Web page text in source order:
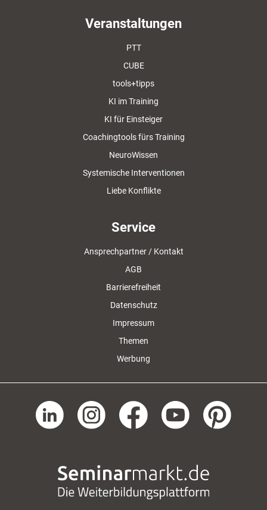
Veranstaltungen
PTT
CUBE
tools+tipps
KI im Training
KI für Einsteiger
Coachingtools fürs Training
NeuroWissen
Systemische Interventionen
Liebe Konflikte
Service
Ansprechpartner / Kontakt
AGB
Barrierefreiheit
Datenschutz
Impressum
Themen
Werbung